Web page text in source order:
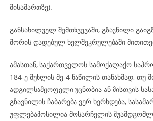
მისამართზე).
განსახილველ შემთხვევაში, გზავნილი
შორის დადებულ ხელშეკრულებაში
ამასთან, საქართველოს სამოქალაქო
184-ე მუხლის მე-4 ნაწილის თანახმად, თუ
ადგილსამყოფელი უცნობია ან მისთვის
გზავნილის ჩაბარება ვერ ხერხდება,
უფლებამოსილია მოსარჩელის